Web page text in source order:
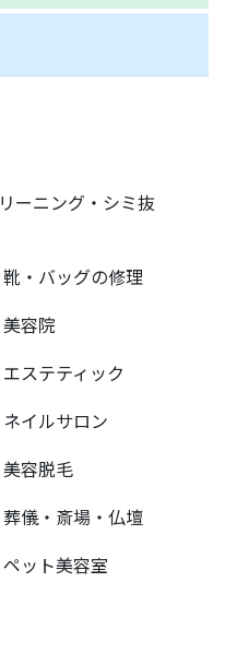
ーニング・シミ抜
靴・バッグの修理
美容院
エステティック
ネイルサロン
美容脱毛
葬儀・斎場・仏壇
ペット美容室